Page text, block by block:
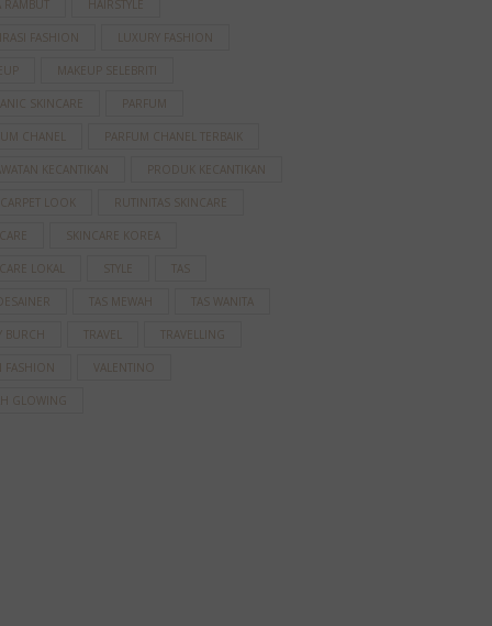
RAMBUT HAIRSTYLE
FASHION LUXURY FASHION
MAKEUP SELEBRITI
SKINCARE PARFUM
CHANEL PARFUM CHANEL TERBAIK
KECANTIKAN PRODUK KECANTIKAN
LOOK RUTINITAS SKINCARE
SKINCARE KOREA
LOKAL STYLE TAS
TAS MEWAH TAS WANITA
BURCH TRAVEL TRAVELLING
FASHION VALENTINO
GLOWING